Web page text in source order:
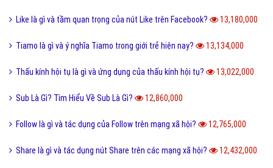
Like là gì và tầm quan trọng của nút Like trên Facebook? 13,180,000
Tiamo là gì và ý nghĩa Tiamo trong giới trẻ hiện nay? 13,134,000
Thấu kính hội tụ là gì và ứng dụng của thấu kính hội tụ? 13,022,000
Sub Là Gì? Tìm Hiểu Về Sub Là Gì? 12,860,000
Follow là gì và tác dụng của Follow trên mạng xã hội? 12,765,000
Share là gì và tác dụng nút Share trên các mạng xã hội? 12,432,000